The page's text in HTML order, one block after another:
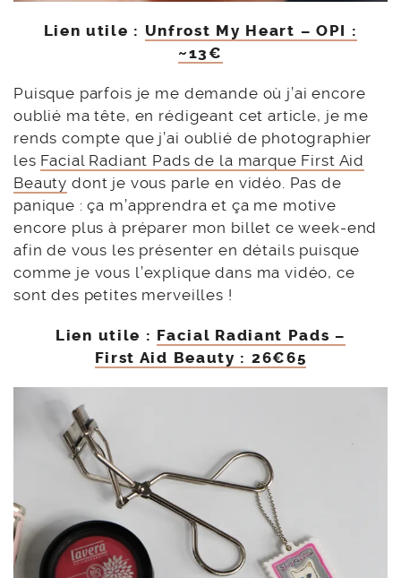
Lien utile : Unfrost My Heart – OPI :
~13€
Puisque parfois je me demande où j’ai encore
oublié ma tête, en rédigeant cet article, je me
rends compte que j’ai oublié de photographier
les Facial Radiant Pads de la marque First Aid
Beauty dont je vous parle en vidéo. Pas de
panique : ça m’apprendra et ça me motive
encore plus à préparer mon billet ce week-end
afin de vous les présenter en détails puisque
comme je vous l’explique dans ma vidéo, ce
sont des petites merveilles !
Lien utile : Facial Radiant Pads –
First Aid Beauty : 26€65